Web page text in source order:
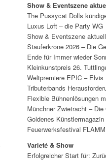
Show & Eventszene
The Pussycat Dolls
Luxus Loft – die Party WG
Show & Eventszene aktuell
Stauferkrone 2026 – Die
Ende für Immer wieder
Kleinkunstpreis 26.
Weltpremiere EPIC –
Tributerbands
Flexible Bühnenlösungen
Münchner Zwietracht –
Goldenes Künstlermagazin
Feuerwerksfestival
Varieté & Show
Erfolgreicher Start für: